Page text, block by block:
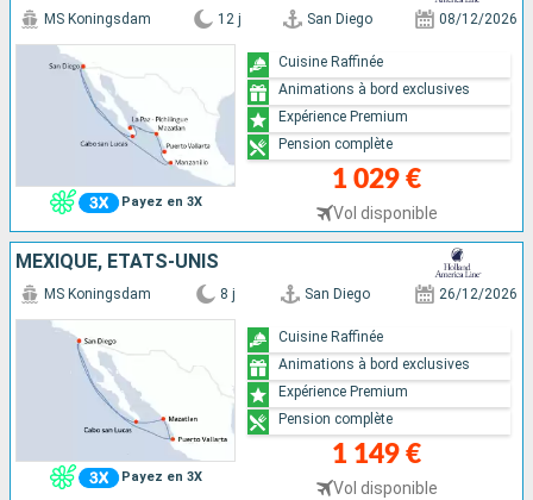
Payez en 3X
MS Koningsdam 12 j San Diego 08/12/2026
1 029 €
Vol disponible
Cuisine Raffinée
Animations à bord exclusives
Expérience Premium
Pension complète
MEXIQUE, ÉTATS-UNIS
Payez en 3X
MS Koningsdam 8 j San Diego 26/12/2026
1 149 €
Vol disponible
Cuisine Raffinée
Animations à bord exclusives
Expérience Premium
Pension complète